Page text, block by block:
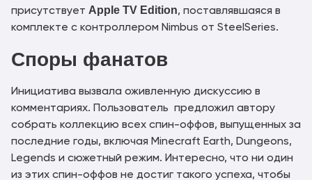
присутствует Apple TV Edition, поставлявшаяся в
комплекте с контроллером Nimbus от SteelSeries.
Споры фанатов
Инициатива вызвала оживленную дискуссию в
комментариях. Пользователь предложил автору
собрать коллекцию всех спин-оффов, выпущенных за
последние годы, включая Minecraft Earth, Dungeons,
Legends и сюжетный режим. Интересно, что ни один
из этих спин-оффов не достиг такого успеха, чтобы